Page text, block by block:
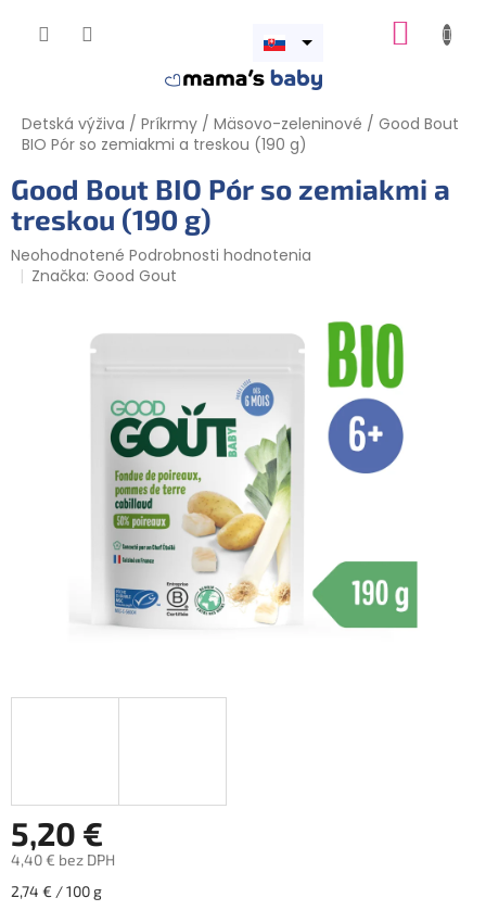
Otvoriť
Detská výživa / Príkrmy / Mäsovo-zeleninové / Good Bout
BIO Pór so zemiakmi a treskou (190 g)
Good Bout BIO Pór so zemiakmi a
treskou (190 g)
Priemerné
hodnotenie
Neohodnotené Podrobnosti hodnotenia
Značka:Good Gout
5,20 €
4,40 € bez DPH
Jednotková
2,74 € / 100 g